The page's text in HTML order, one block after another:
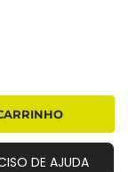
DE AJUDA